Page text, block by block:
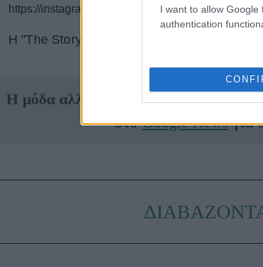
I want to allow
authentication
https://instagram.com/p/CBh4ZCFBnGE/
Η "The Story Shoulder Bag" είναι
Η μόδα αλλάζει — και το JennyGr
στοGoogle Newsγια